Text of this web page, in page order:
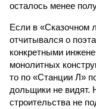
осталось менее
Если в «Сказочном
отчитывался о
конкретными
монолитных
то по «Станции Л»
дольщики не видят.
строительства не